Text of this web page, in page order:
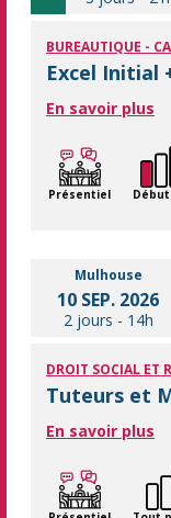
BUREAUTIQUE -
Excel Initial
En savoir plus
Présentiel
Mulhouse
10 SEP. 2026
2 jours - 14h
DROIT SOCIAL ET
Tuteurs et
En savoir plus